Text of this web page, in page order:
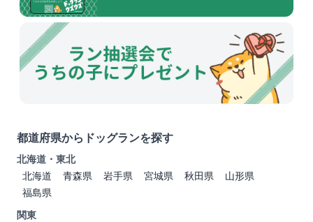
都道府県からドッグランを探す
北海道・東北
北海道
青森県 岩手県 宮城県 秋田県
山形県
福島県
関東